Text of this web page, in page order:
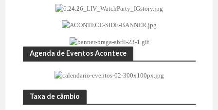
Agenda de Eventos Acontece
Taxa de câmbio